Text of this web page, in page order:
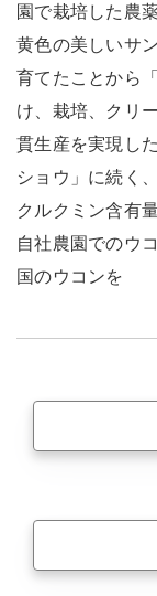
園で栽培した農
黄色の美しいサ
育てたことから
け、栽培、クリ
貫生産を実現し
ショウ」に続く
クルクミン含有
自社農園でのウ
国のウコンを